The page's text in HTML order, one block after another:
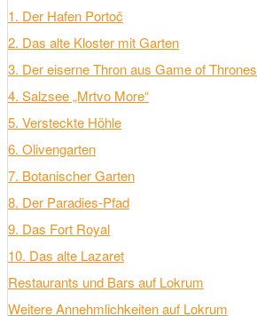
1. Der Hafen Portoč
2. Das alte Kloster mit Garten
3. Der eiserne Thron aus Game of Thrones
4. Salzsee „Mrtvo More“
5. Versteckte Höhle
6. Olivengarten
7. Botanischer Garten
8. Der Paradies-Pfad
9. Das Fort Royal
10. Das alte Lazaret
Restaurants und Bars auf Lokrum
Weitere Annehmlichkeiten auf Lokrum